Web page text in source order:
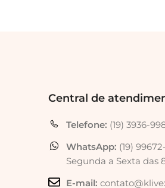
Central de
Telefone: (19) 3936-
WhatsApp: (19)
Segunda a Sexta das
E-mail: